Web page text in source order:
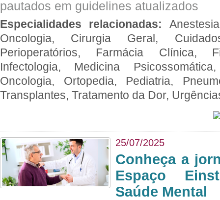
pautados em guidelines atualizados
Especialidades relacionadas:
Oncologia, Cirurgia Geral,
Perioperatórios, Farmácia Clínica,
Infectologia, Medicina
Oncologia, Ortopedia, Pediatria,
Transplantes, Tratamento da Dor,
25/07/2025
Conheça a
Espaço
Saúde Mental